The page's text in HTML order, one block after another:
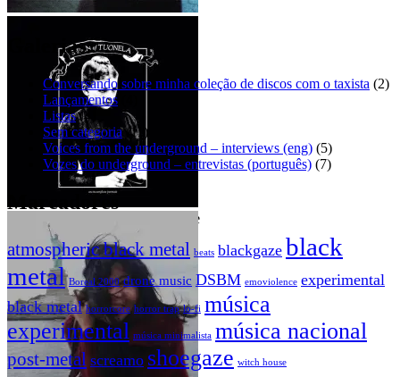
rリiチcャhーaドr_d – It’s only a
Swan of Tuonela – An incomplete
Galerias:
Conversando sobre minha coleção de discos com o taxista (2)
Lançamentos
Listas(4)
Sem categoria(11)
Voices from the underground – interviews (eng) (5)
Vozes do underground – entrevistas (português) (7)
Marcadores
atmospheric black metal beats blackgaze black
metal Boreal 2000 drone music DSBM emoviolence experimental
black metal horrorcore horror trap lo-fi música
experimental música minimalista música nacional
post-metal screamo shoegaze witch house